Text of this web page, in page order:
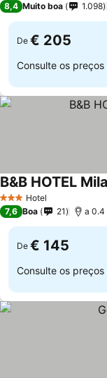
8,4 Muito boa 1.098
De € 205
Consulte os preços
3 EstrelasHotel
B&B HOTEL
7,6 Boa 21 a 0.4
De € 145
Consulte os preços